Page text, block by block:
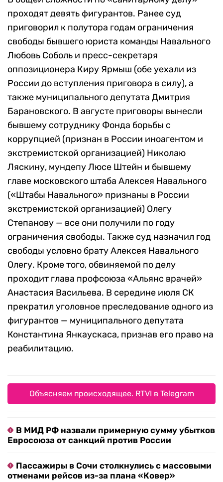
проходят девять фигурантов. Ранее суд
приговорил к полутора годам ограничения
свободы бывшего юриста команды Навального
Любовь Соболь и пресс-секретаря
оппозиционера Киру Ярмыш (обе уехали из
России до вступления приговора в силу), а
также муниципального депутата Дмитрия
Барановского. В августе приговоры вынесли
бывшему сотруднику Фонда борьбы с
коррупцией (признан в России иноагентом и
экстремистской организацией) Николаю
Ляскину, мундепу Люсе Штейн и бывшему
главе московского штаба Алексея Навального
(«Штабы Навального» признаны в России
экстремистской организацией) Олегу
Степанову — все они получили по году
ограничения свободы. Также суд назначил год
свободы условно брату Алексея Навального
Олегу. Кроме того, обвиняемой по делу
проходит глава профсоюза «Альянс врачей»
Анастасия Васильева. В середине июля СК
прекратил уголовное преследование одного из
фигурантов — муниципального депутата
Константина Янкаускаса, признав его право на
реабилитацию.
Объясняем происходящее. RTVI в Telegram
В МИД РФ назвали примерную сумму убытков
Евросоюза от санкций против России
Пассажиры в Сочи столкнулись с массовыми
отменами рейсов из-за плана «Ковер»